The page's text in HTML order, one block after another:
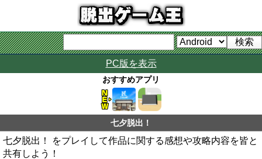
PC版を表示
おすすめアプリ
七夕脱出！
七夕脱出！ をプレイして作品に関する感想や攻略内容を皆と
共有しよう！